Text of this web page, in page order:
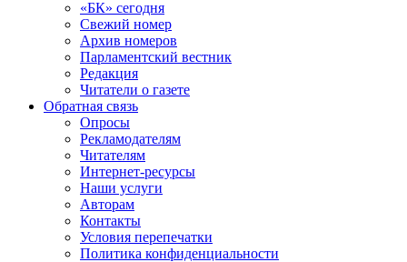
«БК» сегодня
Свежий номер
Архив номеров
Парламентский вестник
Редакция
Читатели о газете
Обратная связь
Опросы
Рекламодателям
Читателям
Интернет-ресурсы
Наши услуги
Авторам
Контакты
Условия перепечатки
Политика конфиденциальности